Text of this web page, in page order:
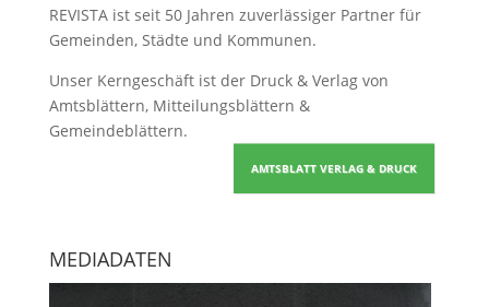
REVISTA ist seit 50 Jahren zuverlässiger Partner für
Gemeinden, Städte und Kommunen.
Unser Kerngeschäft ist der Druck & Verlag von
Amtsblättern, Mitteilungsblättern &
Gemeindeblättern.
AMTSBLATT VERLAG & DRUCK
MEDIADATEN